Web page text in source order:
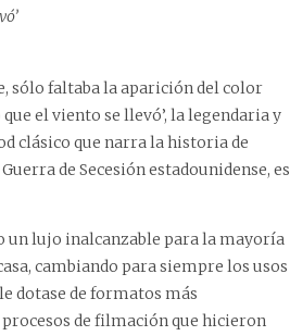
sólo faltaba la aparición del color
el viento se llevó’, la legendaria y
clásico que narra la historia de
de Secesión estadounidense, es
un lujo inalcanzable para la mayoría
cambiando para siempre los usos
dotase de formatos más
de filmación que hicieron